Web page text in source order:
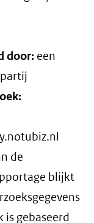
door: een
de
blijkt
is gebaseerd